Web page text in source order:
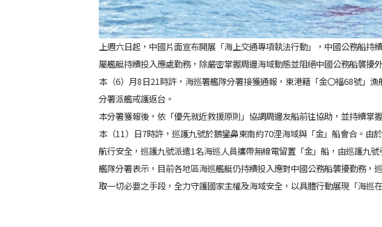
上週六日起，中國片面宣布開展「海上交通專項執法行動」，中國公務船
屬艦艇持續投入應處勤務，除嚴密掌握周邊海域動態並阻絕中國公務船襲擾
本（6）月8日21時許，海巡署艦隊分署接獲通報，東港籍「金〇福68號」
分署派艦戒護返台。
本分署獲報後，依「優先就近救援原則」協調周邊友船前往協助，並持續
本（11）日7時許，巡護九號於鵝鑾鼻東南約70浬海域與「金」船會合。
航行安全，巡護九號派遣1名海巡人員攜帶無線電留置「金」船，由巡護九
艦隊分署表示，目前各地區海巡艦艇仍持續投入應對中國公務船襲擾勤務
取一切必要之手段，全力守護國家主權及海域安全，以具體行動展現「海巡